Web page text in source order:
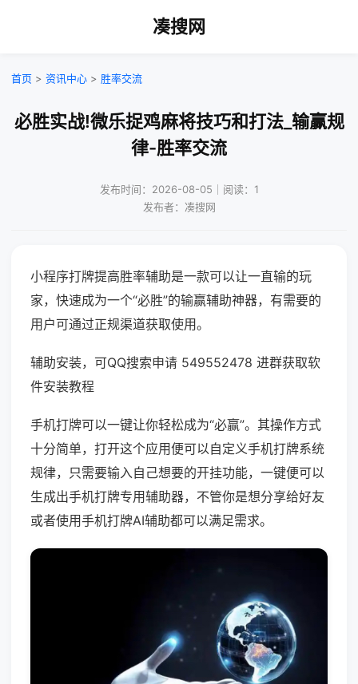
凑搜网
首页 > 资讯中心 > 胜率交流
必胜实战!微乐捉鸡麻将技巧和打法_输赢规
律-胜率交流
发布时间：2026-08-05｜阅读：1
发布者：凑搜网
小程序打牌提高胜率辅助是一款可以让一直输的玩
家，快速成为一个“必胜”的输赢辅助神器，有需要的
用户可通过正规渠道获取使用。
辅助安装，可QQ搜索申请 549552478 进群获取软
件安装教程
手机打牌可以一键让你轻松成为“必赢”。其操作方式
十分简单，打开这个应用便可以自定义手机打牌系统
规律，只需要输入自己想要的开挂功能，一键便可以
生成出手机打牌专用辅助器，不管你是想分享给好友
或者使用手机打牌AI辅助都可以满足需求。